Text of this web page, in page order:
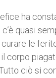
ha
quasi
curare le
corpo
ciò si